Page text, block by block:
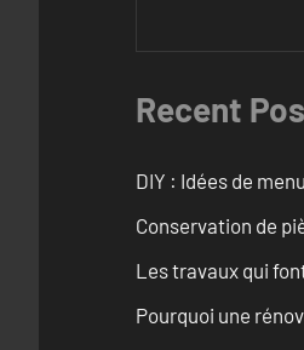
Recent
DIY : Idées de
Conservation de
Les travaux qui
Pourquoi une